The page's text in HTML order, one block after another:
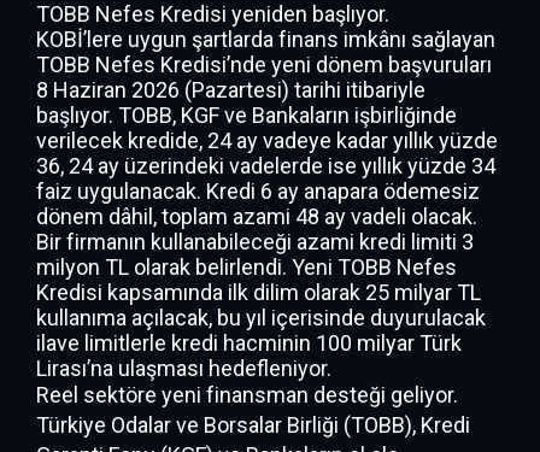
TOBB Nefes Kredisi yeniden başlıyor.
KOBİ’lere uygun şartlarda finans imkânı sağlayan
TOBB Nefes Kredisi’nde yeni dönem başvuruları
8 Haziran 2026 (Pazartesi) tarihi itibariyle
başlıyor. TOBB, KGF ve Bankaların işbirliğinde
verilecek kredide, 24 ay vadeye kadar yıllık yüzde
36, 24 ay üzerindeki vadelerde ise yıllık yüzde 34
faiz uygulanacak. Kredi 6 ay anapara ödemesiz
dönem dâhil, toplam azami 48 ay vadeli olacak.
Bir firmanın kullanabileceği azami kredi limiti 3
milyon TL olarak belirlendi. Yeni TOBB Nefes
Kredisi kapsamında ilk dilim olarak 25 milyar TL
kullanıma açılacak, bu yıl içerisinde duyurulacak
ilave limitlerle kredi hacminin 100 milyar Türk
Lirası’na ulaşması hedefleniyor. ​
Reel sektöre yeni finansman desteği geliyor.
Türkiye Odalar ve Borsalar Birliği (TOBB), Kredi